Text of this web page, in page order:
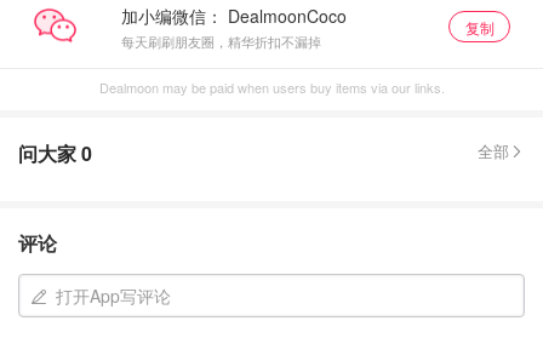
加小编微信：
每天刷刷朋友圈，精华折扣不漏掉
复制
Dealmoon may be paid when users buy items via our links.
问大家0 全部
评论
打开App写评论